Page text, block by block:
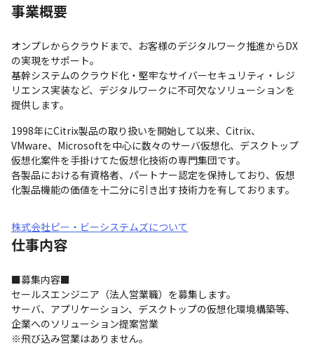
事業概要
オンプレからクラウドまで、お客様のデジタルワーク推進からDX
の実現をサポート。
基幹システムのクラウド化・堅牢なサイバーセキュリティ・レジ
リエンス実装など、デジタルワークに不可欠なソリューションを
提供します。
1998年にCitrix製品の取り扱いを開始して以来、Citrix、
VMware、Microsoftを中心に数々のサーバ仮想化、デスクトップ
仮想化案件を手掛けてた仮想化技術の専門集団です。
各製品における有資格者、パートナー認定を保持しており、仮想
化製品機能の価値を十二分に引き出す技術力を有しております。
株式会社ピー・ビーシステムズについて
仕事内容
■募集内容■
セールスエンジニア（法人営業職）を募集します。
サーバ、アプリケーション、デスクトップの仮想化環境構築等、
企業へのソリューション提案営業
※飛び込み営業はありません。